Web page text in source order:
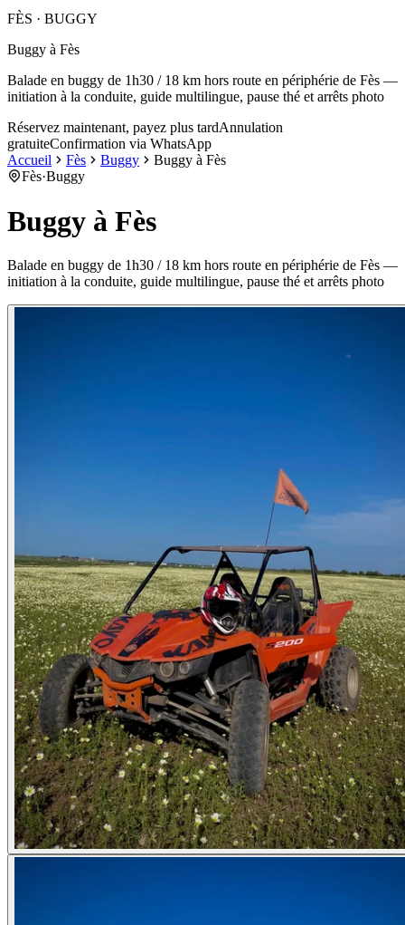
FÈS · BUGGY
Buggy à Fès
Balade en buggy de 1h30 / 18 km hors route en périphérie de Fès —
initiation à la conduite, guide multilingue, pause thé et arrêts photo
Réservez maintenant, payez plus tardAnnulation
gratuiteConfirmation via WhatsApp
Accueil
Fès Buggy
Buggy à Fès
Fès·Buggy
Buggy à Fès
Balade en buggy de 1h30 / 18 km hors route en périphérie de Fès —
initiation à la conduite, guide multilingue, pause thé et arrêts photo